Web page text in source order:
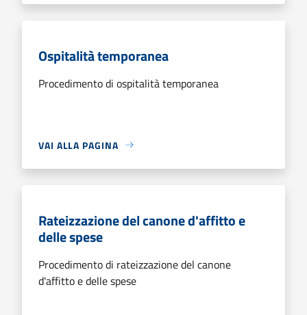
Ospitalità temporanea
Procedimento di ospitalità temporanea
VAI ALLA PAGINA
Rateizzazione del canone d'affitto e
delle spese
Procedimento di rateizzazione del canone
d'affitto e delle spese